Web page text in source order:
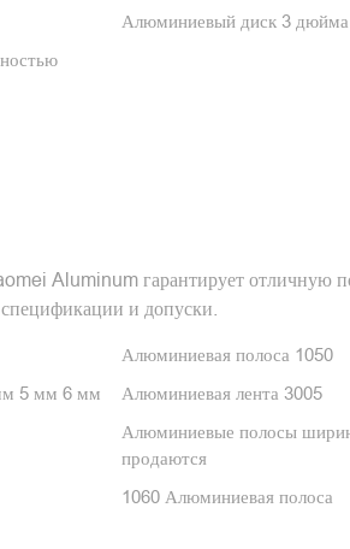
Алюминиевый диск 3 дюйма
Aluminum гарантирует отличную
и допуски.
Алюминиевая полоса 1050
5 мм 6 мм
Алюминиевая лента 3005
Алюминиевые полосы
продаются
1060 Алюминиевая полоса